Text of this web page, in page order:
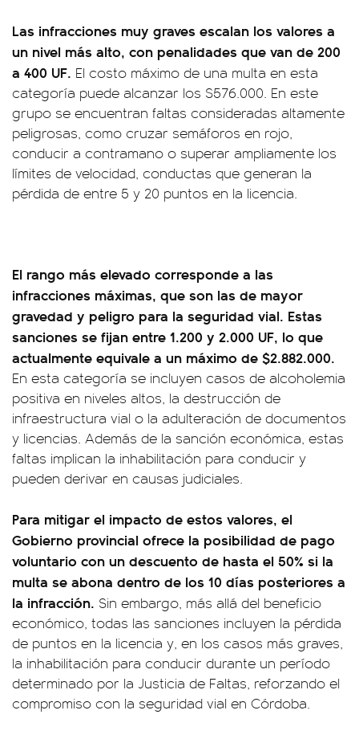
Las infracciones muy graves escalan los valores a
un nivel más alto, con penalidades que van de 200
a 400 UF. El costo máximo de una multa en esta
categoría puede alcanzar los $576.000. En este
grupo se encuentran faltas consideradas altamente
peligrosas, como cruzar semáforos en rojo,
conducir a contramano o superar ampliamente los
límites de velocidad, conductas que generan la
pérdida de entre 5 y 20 puntos en la licencia.
El rango más elevado corresponde a las
infracciones máximas, que son las de mayor
gravedad y peligro para la seguridad vial. Estas
sanciones se fijan entre 1.200 y 2.000 UF, lo que
actualmente equivale a un máximo de $2.882.000.
En esta categoría se incluyen casos de alcoholemia
positiva en niveles altos, la destrucción de
infraestructura vial o la adulteración de documentos
y licencias. Además de la sanción económica, estas
faltas implican la inhabilitación para conducir y
pueden derivar en causas judiciales.
Para mitigar el impacto de estos valores, el
Gobierno provincial ofrece la posibilidad de pago
voluntario con un descuento de hasta el 50% si la
multa se abona dentro de los 10 días posteriores a
la infracción. Sin embargo, más allá del beneficio
económico, todas las sanciones incluyen la pérdida
de puntos en la licencia y, en los casos más graves,
la inhabilitación para conducir durante un período
determinado por la Justicia de Faltas, reforzando el
compromiso con la seguridad vial en Córdoba.